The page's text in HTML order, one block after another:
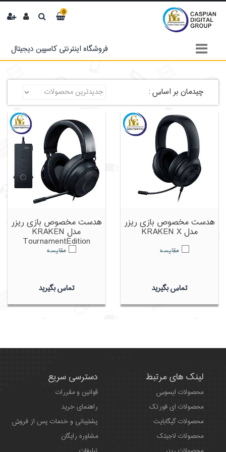
فروشگاه اینترنتی کاسپین دیجیتال
0
چیدمان بر اساس :
هدست مخصوص بازی ریزر
مدل KRAKEN X
مقایسه
تماس بگیرید
هدست مخصوص بازی ریزر
مدل KRAKEN
TournamentEdition
مقایسه
تماس بگیرید
دسترسی سریع
قوانین و مقررات
راهنمای خرید
پشتیبانی و خدمات پس از فروش
مشاوره رایگان
لینک های مرتبط
محصولات ایسوس
محصولات ای فورتک
محصولات گیگابایت
محصولات لاجیتک